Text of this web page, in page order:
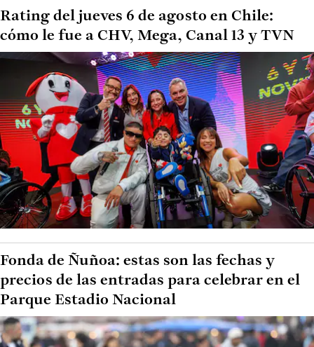
Rating del jueves 6 de agosto en Chile:
cómo le fue a CHV, Mega, Canal 13 y TVN
Fonda de Ñuñoa: estas son las fechas y
precios de las entradas para celebrar en el
Parque Estadio Nacional